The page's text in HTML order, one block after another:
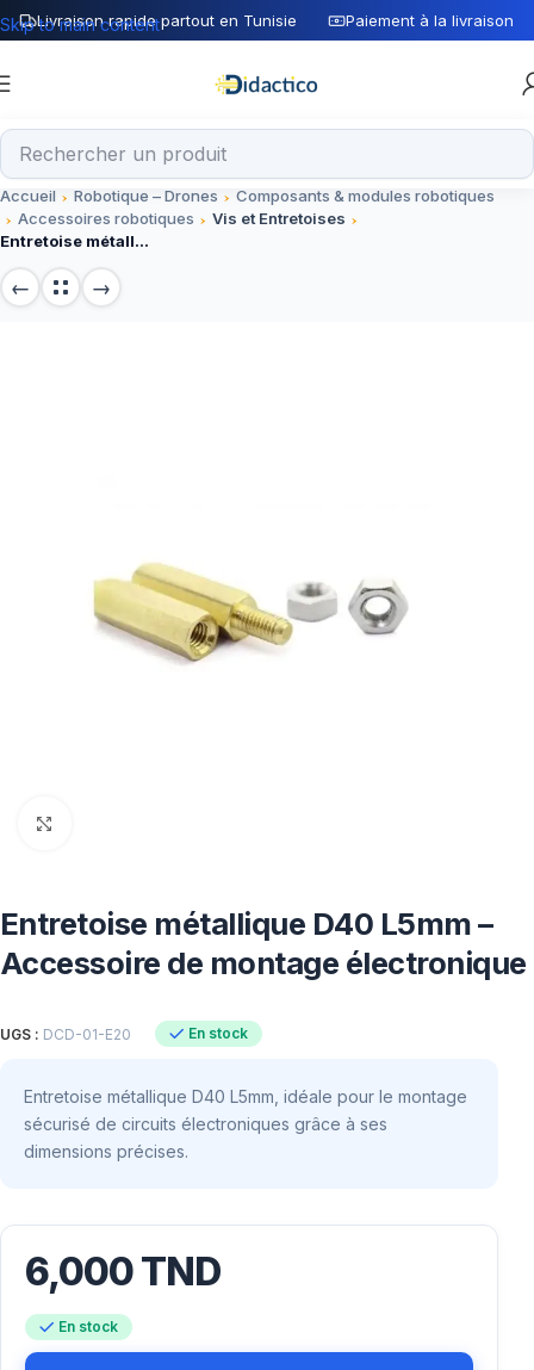
Livraison rapide partout en Tunisie Paiement à la livraison
Skip to main content
Accueil Robotique – Drones
Composants & modules robotiques
Accessoires robotiques
Vis et Entretoises
Entretoise métallique D40 L5mm – Accessoire de montage électronique
Entretoise métallique D40 L5mm –
Accessoire de montage électronique
UGS : DCD-01-E20 En stock
Entretoise métallique D40 L5mm, idéale pour le montage
sécurisé de circuits électroniques grâce à ses
dimensions précises.
6,000TND
En stock